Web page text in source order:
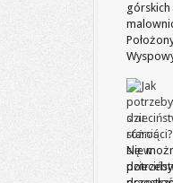
starości?
Nie